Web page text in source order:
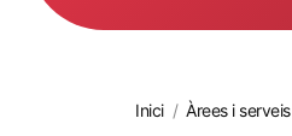
Inici / Àrees i serveis